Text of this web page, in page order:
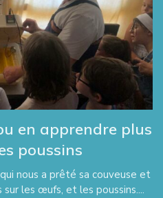
en apprendre plus
poussins
nous a prêté sa couveuse et
les œufs, et les poussins....